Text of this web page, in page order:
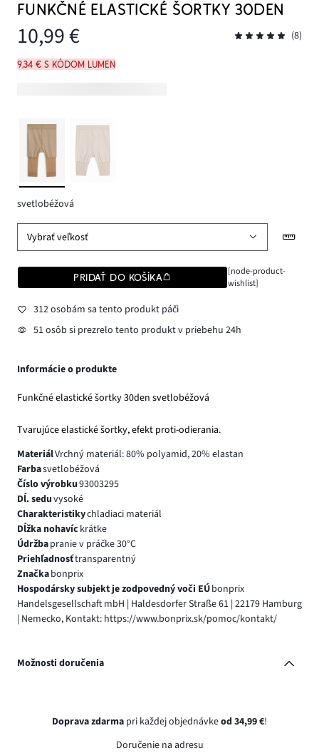
FUNKČNÉ ELASTICKÉ ŠORTKY 30DEN
10,99 € (8)
9,34 € s kódom LUMEN
svetlobéžová
Vybrať veľkosť
PRIDAŤ DO KOŠÍKA
[node-product-
wishlist]
312 osobám sa tento produkt páči
51 osôb si prezrelo tento produkt v priebehu 24h
Informácie o produkte
Funkčné elastické šortky 30den svetlobéžová
Tvarujúce elastické šortky, efekt proti-odierania.
MateriálVrchný materiál: 80% polyamid, 20% elastan
Farbasvetlobéžová
Číslo výrobku93003295
Dĺ. seduvysoké
Charakteristikychladiaci materiál
Dĺžka nohavíc krátke
Údržbapranie v práčke 30°C
Priehľadnosťtransparentný
Značkabonprix
Hospodársky subjekt je zodpovedný voči EÚbonprix
Handelsgesellschaft mbH | Haldesdorfer Straße 61 | 22179 Hamburg
| Nemecko, Kontakt: https://www.bonprix.sk/pomoc/kontakt/
Možnosti doručenia
Doprava zdarma pri každej objednávkeod 34,99 €!
Doručenie na adresu